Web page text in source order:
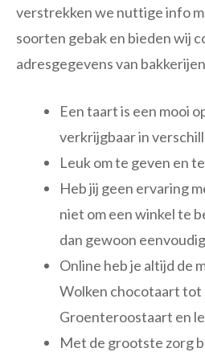
verstrekken we nuttige info
soorten gebak en bieden wij
adresgegevens van
Een taart is een mooi
verkrijgbaar in
Leuk om te geven en
Heb jij geen ervaring
niet om een winkel te
dan gewoon
Online heb je altijd de
Wolken chocotaart tot
Groenteroostaart en
Met de grootste zorg